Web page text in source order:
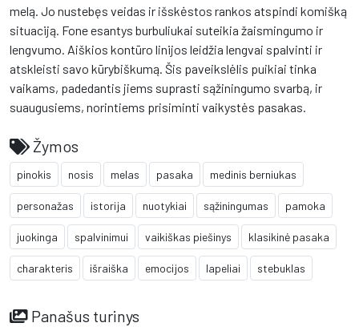
melą. Jo nustebęs veidas ir išskėstos rankos atspindi komišką
situaciją. Fone esantys burbuliukai suteikia žaismingumo ir
lengvumo. Aiškios kontūro linijos leidžia lengvai spalvinti ir
atskleisti savo kūrybiškumą. Šis paveikslėlis puikiai tinka
vaikams, padedantis jiems suprasti sąžiningumo svarbą, ir
suaugusiems, norintiems prisiminti vaikystės pasakas.
Žymos
pinokis nosis melas pasaka medinis berniukas
personažas istorija nuotykiai sąžiningumas pamoka
juokinga spalvinimui vaikiškas piešinys klasikinė pasaka
charakteris išraiška emocijos lapeliai stebuklas
Panašus turinys